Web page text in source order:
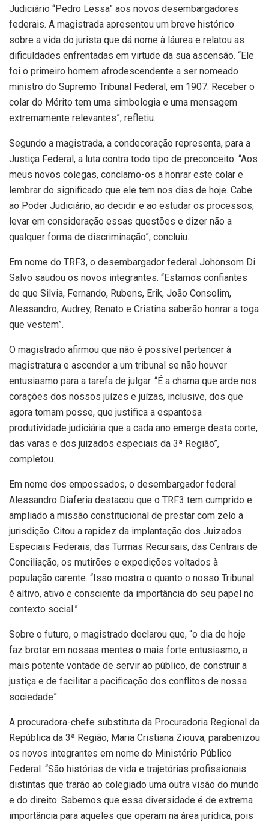
Judiciário “Pedro Lessa” aos novos desembargadores
federais. A magistrada apresentou um breve histórico
sobre a vida do jurista que dá nome à láurea e relatou as
dificuldades enfrentadas em virtude da sua ascensão. “Ele
foi o primeiro homem afrodescendente a ser nomeado
ministro do Supremo Tribunal Federal, em 1907. Receber o
colar do Mérito tem uma simbologia e uma mensagem
extremamente relevantes”, refletiu.
Segundo a magistrada, a condecoração representa, para a
Justiça Federal, a luta contra todo tipo de preconceito. “Aos
meus novos colegas, conclamo-os a honrar este colar e
lembrar do significado que ele tem nos dias de hoje. Cabe
ao Poder Judiciário, ao decidir e ao estudar os processos,
levar em consideração essas questões e dizer não a
qualquer forma de discriminação”, concluiu.
Em nome do TRF3, o desembargador federal Johonsom Di
Salvo saudou os novos integrantes. “Estamos confiantes
de que Silvia, Fernando, Rubens, Erik, João Consolim,
Alessandro, Audrey, Renato e Cristina saberão honrar a toga
que vestem”.
O magistrado afirmou que não é possível pertencer à
magistratura e ascender a um tribunal se não houver
entusiasmo para a tarefa de julgar. “É a chama que arde nos
corações dos nossos juízes e juízas, inclusive, dos que
agora tomam posse, que justifica a espantosa
produtividade judiciária que a cada ano emerge desta corte,
das varas e dos juizados especiais da 3ª Região”,
completou.
Em nome dos empossados, o desembargador federal
Alessandro Diaferia destacou que o TRF3 tem cumprido e
ampliado a missão constitucional de prestar com zelo a
jurisdição. Citou a rapidez da implantação dos Juizados
Especiais Federais, das Turmas Recursais, das Centrais de
Conciliação, os mutirões e expedições voltados à
população carente. “Isso mostra o quanto o nosso Tribunal
é altivo, ativo e consciente da importância do seu papel no
contexto social.”
Sobre o futuro, o magistrado declarou que, “o dia de hoje
faz brotar em nossas mentes o mais forte entusiasmo, a
mais potente vontade de servir ao público, de construir a
justiça e de facilitar a pacificação dos conflitos de nossa
sociedade”.
A procuradora-chefe substituta da Procuradoria Regional da
República da 3ª Região, Maria Cristiana Ziouva, parabenizou
os novos integrantes em nome do Ministério Público
Federal. “São histórias de vida e trajetórias profissionais
distintas que trarão ao colegiado uma outra visão do mundo
e do direito. Sabemos que essa diversidade é de extrema
importância para aqueles que operam na área jurídica, pois